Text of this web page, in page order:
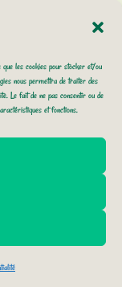
les cookies pour stocker et/ou
nous permettra de traiter des
Le fait de ne pas consentir ou de
et fonctions.